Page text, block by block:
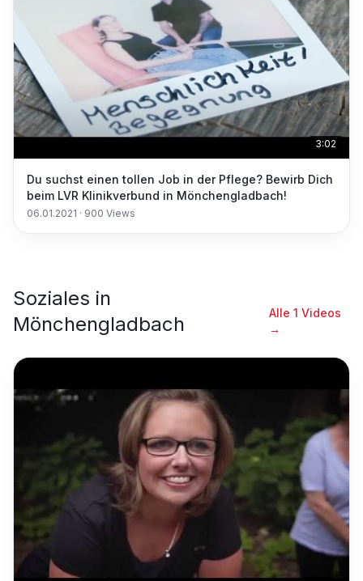
3:02
Du suchst einen tollen Job in der Pflege? Bewirb Dich
beim LVR Klinikverbund in Mönchengladbach!
06.01.2021 · 900 Views
Soziales in
Mönchengladbach
Alle1 Videos
→